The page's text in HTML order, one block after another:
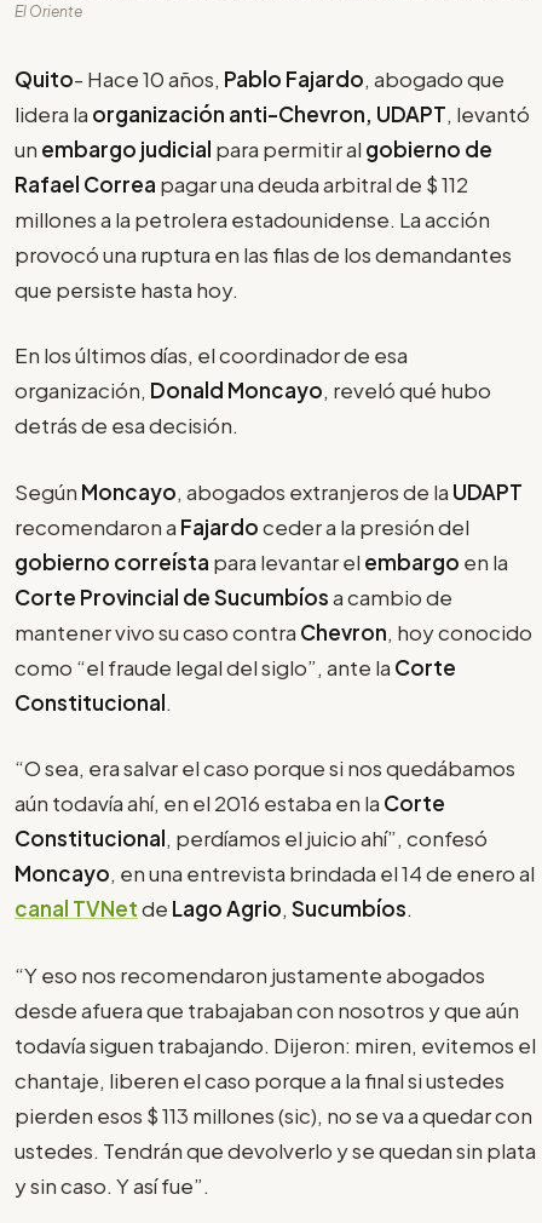
El Oriente
Quito- Hace 10 años, Pablo Fajardo, abogado que
lidera la organización anti-Chevron, UDAPT, levantó
un embargo judicial para permitir al gobierno de
Rafael Correa pagar una deuda arbitral de $ 112
millones a la petrolera estadounidense. La acción
provocó una ruptura en las filas de los demandantes
que persiste hasta hoy.
En los últimos días, el coordinador de esa
organización, Donald Moncayo, reveló qué hubo
detrás de esa decisión.
Según Moncayo, abogados extranjeros de la UDAPT
recomendaron a Fajardoceder a la presión del
gobierno correísta para levantar el embargo en la
Corte Provincial de Sucumbíosa cambio de
mantener vivo su caso contra Chevron, hoy conocido
como “el fraude legal del siglo”, ante la Corte
Constitucional.
“O sea, era salvar el caso porque si nos quedábamos
aún todavía ahí, en el 2016 estaba en la Corte
Constitucional, perdíamos el juicio ahí”, confesó
Moncayo, en una entrevista brindada el 14 de enero al
canal TVNetde Lago Agrio, Sucumbíos.
“Y eso nos recomendaron justamente abogados
desde afuera que trabajaban con nosotros y que aún
todavía siguen trabajando. Dijeron: miren, evitemos el
chantaje, liberen el caso porque a la final si ustedes
pierden esos $ 113 millones (sic), no se va a quedar con
ustedes. Tendrán que devolverlo y se quedan sin plata
y sin caso. Y así fue”.